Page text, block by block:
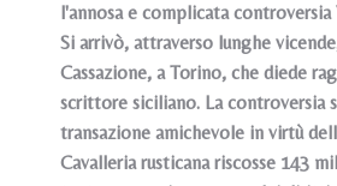
l'annosa e complicata
Si arrivò, attraverso lunghe
Cassazione, a Torino, che diede
scrittore siciliano. La controversia
transazione amichevole in virtù
Cavalleria rusticana riscosse 143